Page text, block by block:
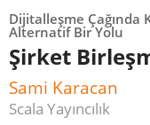
Dijitalleşme Çağında
Alternatif Bir Yolu
Şirket
Sami Karacan
Scala Yayıncılık